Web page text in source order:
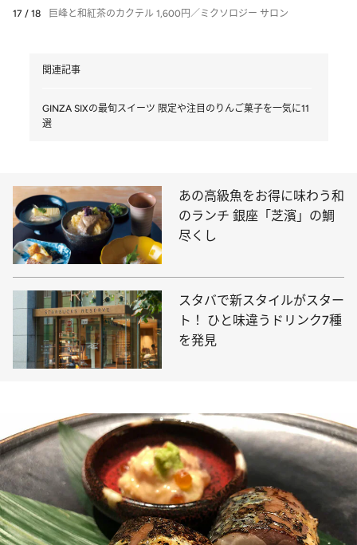
17 / 18 巨峰と和紅茶のカクテル 1,600円／ミクソロジー サロン
関連記事
GINZA SIXの最旬スイーツ 限定や注目のりんご菓子を一気に11
選
あの高級魚をお得に味わう和
のランチ 銀座「芝濱」の鯛
尽くし
スタバで新スタイルがスター
ト！ ひと味違うドリンク7種
を発見